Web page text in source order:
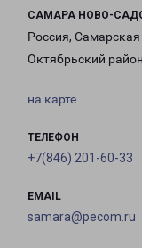
САМАРА НОВО-
Россия,
Октябрьский
на карте
ТЕЛЕФОН
+7(846) 201-60-33
EMAIL
samara@pecom.ru